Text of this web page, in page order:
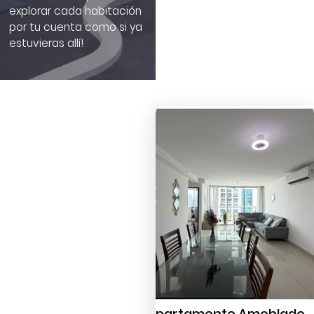
explorar cada habitación
por tu cuenta como si ya
estuvieras allí!